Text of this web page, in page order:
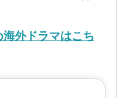
外ドラマはこち